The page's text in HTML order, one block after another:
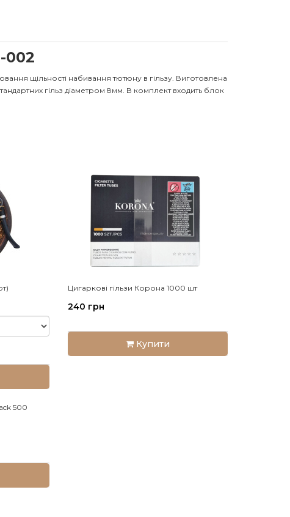
002
щільності набивання тютюну в гільзу. Виготовлена
гільз діаметром 8мм. В комплект входить блок
Цигаркові гільзи Корона 1000 шт
240 грн
Купити